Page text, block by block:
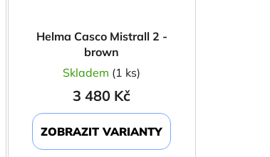
Helma Casco Mistrall 2 -
brown
Skladem (1 ks)
3 480 Kč
ZOBRAZIT VARIANTY